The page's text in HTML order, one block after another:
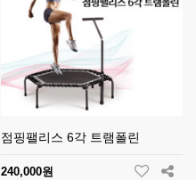
점핑팰리스 6각 트램폴린
240,000원